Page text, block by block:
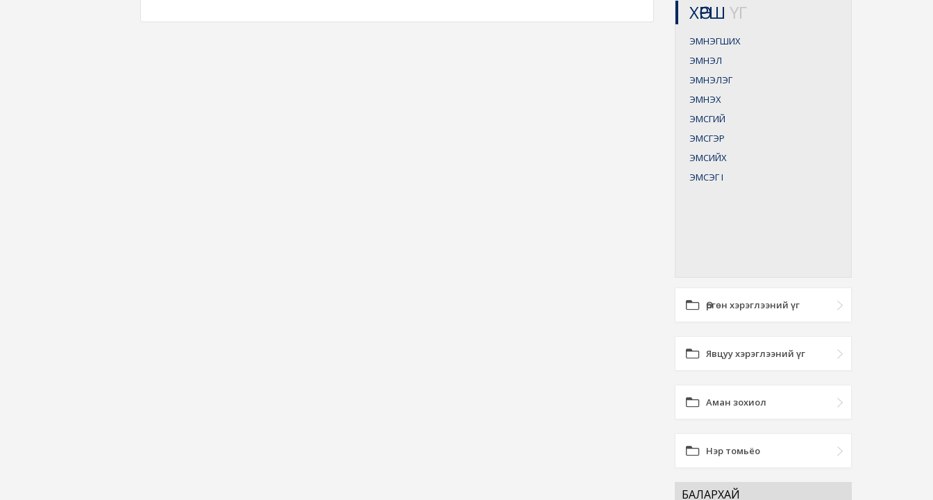
ХӨРШ ҮГ
ЭМНЭГШИХ
ЭМНЭЛ
ЭМНЭЛЭГ
ЭМНЭХ
ЭМСГИЙ
ЭМСГЭР
ЭМСИЙХ
ЭМСЭГI
Өргөн хэрэглээний үг
Явцуу хэрэглээний үг
Аман зохиол
Нэр томьёо
БАЛАРХАЙ